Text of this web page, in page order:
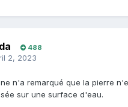
488
2, 2023
n'a remarqué que la pierre
sur une surface d'eau.